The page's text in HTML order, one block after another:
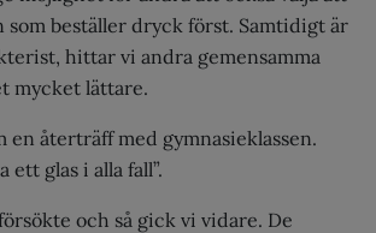
som beställer dryck först. Samtidigt är
hittar vi andra gemensamma
mycket lättare.
en återträff med gymnasieklassen.
ett glas i alla fall”.
och så gick vi vidare. De